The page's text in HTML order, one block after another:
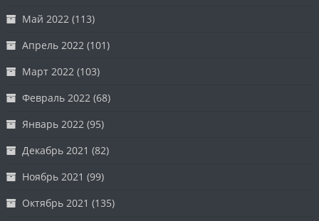
Май 2022 (113)
Апрель 2022 (101)
Март 2022 (103)
Февраль 2022 (68)
Январь 2022 (95)
Декабрь 2021 (82)
Ноябрь 2021 (99)
Октябрь 2021 (135)